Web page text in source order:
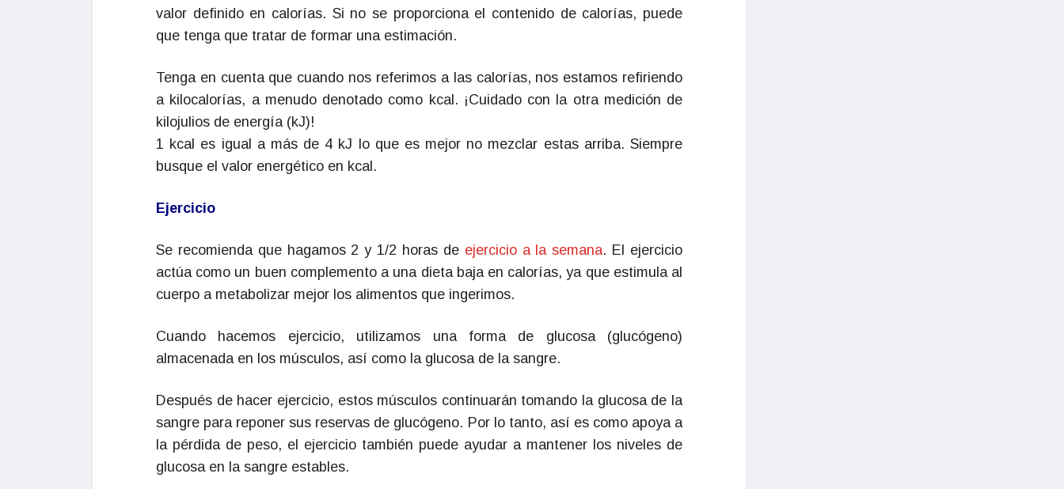
valor definido en calorías. Si no se proporciona el contenido de calorías, puede
que tenga que tratar de formar una estimación.
Tenga en cuenta que cuando nos referimos a las calorías, nos estamos refiriendo
a kilocalorías, a menudo denotado como kcal. ¡Cuidado con la otra medición de
kilojulios de energía (kJ)!
1 kcal es igual a más de 4 kJ lo que es mejor no mezclar estas arriba. Siempre
busque el valor energético en kcal.
Ejercicio
Se recomienda que hagamos 2 y 1/2 horas de ejercicio a la semana. El ejercicio
actúa como un buen complemento a una dieta baja en calorías, ya que estimula al
cuerpo a metabolizar mejor los alimentos que ingerimos.
Cuando hacemos ejercicio, utilizamos una forma de glucosa (glucógeno)
almacenada en los músculos, así como la glucosa de la sangre.
Después de hacer ejercicio, estos músculos continuarán tomando la glucosa de la
sangre para reponer sus reservas de glucógeno. Por lo tanto, así es como apoya a
la pérdida de peso, el ejercicio también puede ayudar a mantener los niveles de
glucosa en la sangre estables.